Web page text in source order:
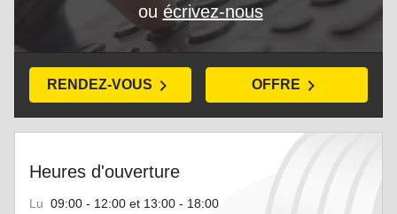
ou écrivez-nous
RENDEZ-VOUS OFFRE
Heures d'ouverture
Lu 09:00 - 12:00 et 13:00 - 18:00